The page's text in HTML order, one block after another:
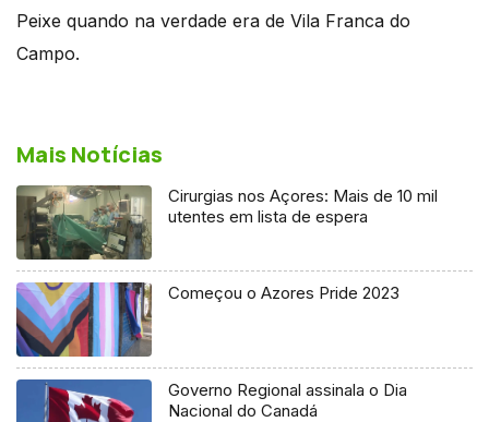
Peixe quando na verdade era de Vila Franca do
Campo.
Mais Notícias
Cirurgias nos Açores: Mais de 10 mil
utentes em lista de espera
Começou o Azores Pride 2023
Governo Regional assinala o Dia
Nacional do Canadá